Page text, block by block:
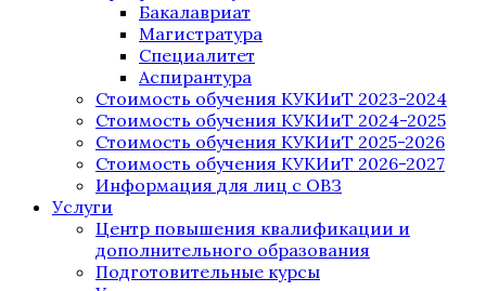
Бакалавриат
Магистратура
Специалитет
Аспирантура
Стоимость обучения КУКИиТ 2023-2024
Стоимость обучения КУКИиТ 2024-2025
Стоимость обучения КУКИиТ 2025-2026
Стоимость обучения КУКИиТ 2026-2027
Информация для лиц с ОВЗ
Услуги
Центр повышения квалификации и
дополнительного образования
Подготовительные курсы